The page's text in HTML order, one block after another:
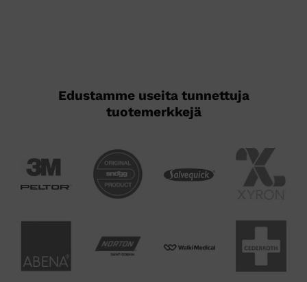
Edustamme useita tunnettuja
tuotemerkkejä